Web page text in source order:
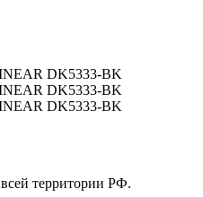
всей территории РФ.